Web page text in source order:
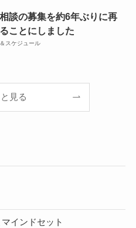
談の募集を約6年ぶりに再
ことにしました
スケジュール
見る
インドセット